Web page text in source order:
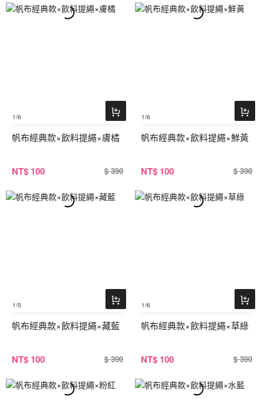
1/6
帆布經典款×飲料提繩×膚橘
NT$ 100 $ 390
1/6
帆布經典款×飲料提繩×鮮黃
NT$ 100 $ 390
1/5
帆布經典款×飲料提繩×藏藍
NT$ 100 $ 390
1/6
帆布經典款×飲料提繩×草綠
NT$ 100 $ 390